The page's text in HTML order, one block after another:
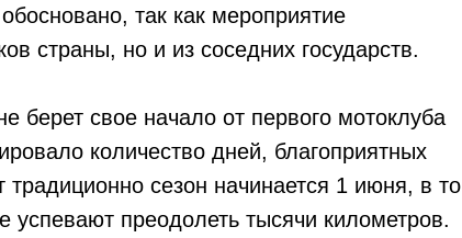
так как мероприятие
страны, но и из соседних государств.
берет свое начало от первого мотоклуба
количество дней, благоприятных
сезон начинается 1 июня, в то
успевают преодолеть тысячи километров.